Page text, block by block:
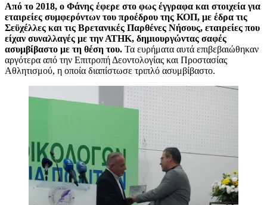
Από το 2018, ο Φάνης έφερε στο φως έγγραφα και στοιχεία για
εταιρείες συμφερόντων του προέδρου της ΚΟΠ, με έδρα τις
Σεϋχέλλες και τις Βρετανικές Παρθένες Νήσους, εταιρείες που
είχαν συναλλαγές με την ΑΤΗΚ, δημιουργώντας σαφές
ασυμβίβαστο με τη θέση του. Τα ευρήματα αυτά επιβεβαιώθηκαν
αργότερα από την Επιτροπή Δεοντολογίας και Προστασίας
Αθλητισμού, η οποία διαπίστωσε τριπλό ασυμβίβαστο.